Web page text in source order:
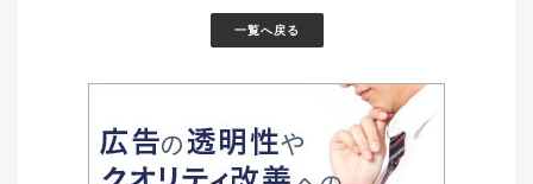
一覧へ戻る